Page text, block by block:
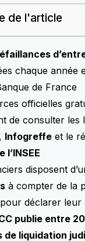
de l'article
chaque année
de France
officielles
de consulter les
, Infogreffe et le
l’INSEE
disposent
à compter de la
pour déclarer leur
publie entre
de liquidation